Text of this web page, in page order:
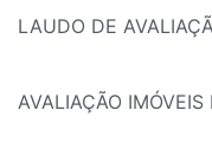
LAUDO DE
AVALIAÇÃO